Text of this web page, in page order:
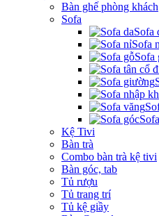
Bàn ghế phòng khách
Sofa
Sofa
Sofa
Sofa
Kệ Tivi
Bàn trà
Combo bàn trà kệ tivi
Bàn góc, tab
Tủ rượu
Tủ trang trí
Tủ kệ giầy